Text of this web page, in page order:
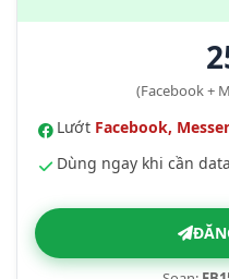
(Facebook +
Lướt Facebook,
Dùng ngay khi cần